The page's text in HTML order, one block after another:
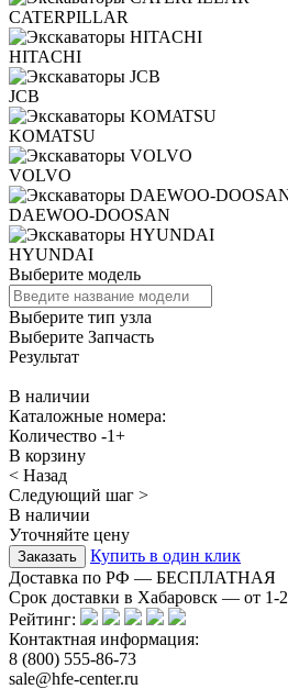
CATERPILLAR
HITACHI
JCB
KOMATSU
VOLVO
DAEWOO-DOOSAN
HYUNDAI
Выберите модель
Выберите тип узла
Выберите Запчасть
Результат
В наличии
Каталожные номера:
Количество -1+
В корзину
< Назад
Следующий шаг >
В наличии
Уточняйте цену
Купить в один клик
Доставка по РФ — БЕСПЛАТНАЯ
Срок доставки в Хабаровск — от 1-2
Рейтинг:
Контактная информация:
8 (800) 555-86-73
sale@hfe-center.ru